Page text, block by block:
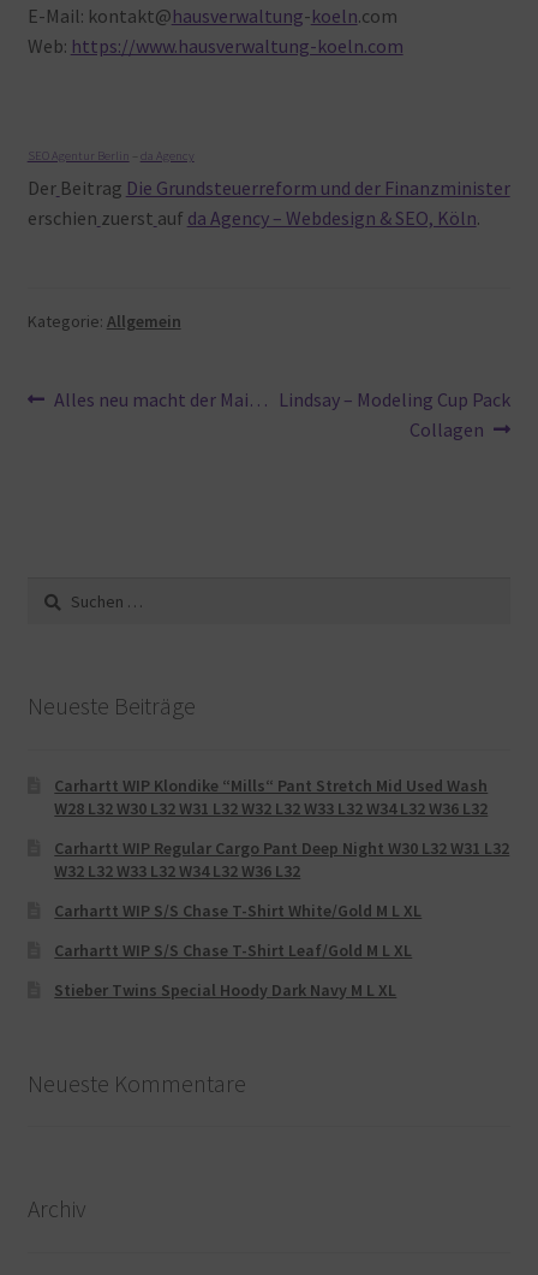
E-Mail: kontakt@hausverwaltung-koeln.com
Web: https://www.hausverwaltung-koeln.com
SEO Agentur Berlin da Agency
Der Beitrag Die Grundsteuerreform und der Finanzminister
erschien zuerst auf da Agency – Webdesign & SEO, Köln.
Kategorie: Allgemein
Beitragsnavigation
Vorheriger
Alles neu macht der Mai… Nächster
Lindsay – Modeling Cup Pack
Collagen
Suche
nach:
Neueste Beiträge
Carhartt WIP Klondike “Mills“ Pant Stretch Mid Used Wash
W28 L32 W30 L32 W31 L32 W32 L32 W33 L32 W34 L32 W36 L32
Carhartt WIP Regular Cargo Pant Deep Night W30 L32 W31 L32
W32 L32 W33 L32 W34 L32 W36 L32
Carhartt WIP S/S Chase T-Shirt White/Gold M L XL
Carhartt WIP S/S Chase T-Shirt Leaf/Gold M L XL
Stieber Twins Special Hoody Dark Navy M L XL
Neueste Kommentare
Archiv